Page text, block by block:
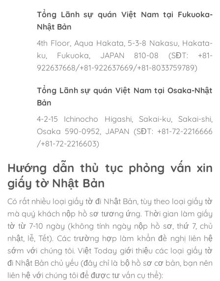
Tổng Lãnh sự quán Việt Nam tại Fukuoka-
Nhật Bản
4th Floor, Aqua Hakata, 5-3-8 Nakasu, Hakata-
ku, Fukuoka, JAPAN 810-08 (SĐT: +81-
922637668/+81-922637669/+81-8033759789)
Tổng Lãnh sự quán Việt Nam tại Osaka-Nhật
Bản
4-2-15 Ichinocho Higashi, Sakai-ku, Sakai-shi,
Osaka 590-0952, JAPAN (SĐT: +81-72-2216666
/+81-72-2216603)
Hướng dẫn thủ tục phỏng vấn xin
giấy tờ Nhật Bản
Có rất nhiều loại giấy tờ đi Nhật Bản, tùy theo loại giấy tờ
mà quý khách nộp hồ sơ tương ứng. Thời gian làm giấy
tờ từ 7-10 ngày (không tính ngày nộp hồ sơ, thứ 7, chủ
nhật, lễ, Tết). Các trường hợp làm khẩn đề nghị liên hệ
sớm với chúng tôi. Việt Today giới thiệu các loại giấy tờ
đi Nhật Bản chủ yếu (đây chỉ là bộ hồ sơ cơ bản, bạn nên
liên hệ với chúng tôi để được tư vấn cụ thể):